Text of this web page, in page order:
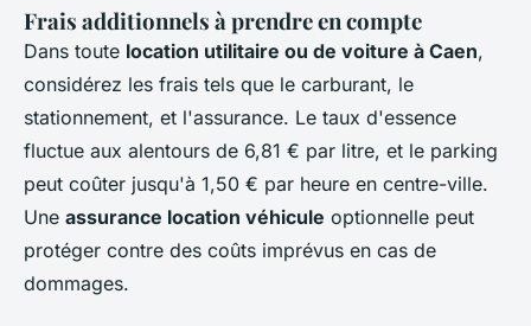
Frais additionnels à prendre en compte
Dans toute location utilitaire ou de voiture à Caen,
considérez les frais tels que le carburant, le
stationnement, et l'assurance. Le taux d'essence
fluctue aux alentours de 6,81 € par litre, et le parking
peut coûter jusqu'à 1,50 € par heure en centre-ville.
Une assurance location véhicule optionnelle peut
protéger contre des coûts imprévus en cas de
dommages.